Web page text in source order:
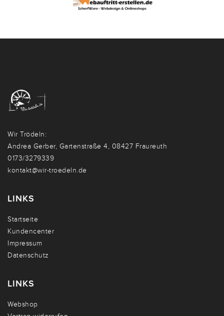
Wir Trödeln:
Andrea Gerber, Gartenstraße 4, 08427 Fraureuth
0173/3279339
kontakt@wir-troedeln.de
LINKS
Startseite
Kundencenter
Impressum
Datenschutz
LINKS
Webshop